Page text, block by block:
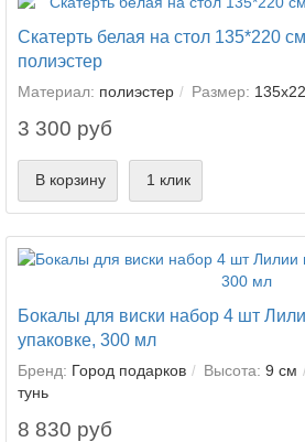
Скатерть белая на стол 135*220
полиэстер
Материал: полиэстер Размер:
3 300 руб
В корзину 1 клик
Бокалы для виски набор 4 шт
упаковке, 300 мл
Бренд: Город подарков Высота: 9 см
тунь
8 830 руб